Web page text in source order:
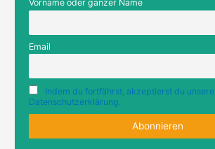
Vorname oder ganzer Name
Email
Indem du fortfährst, akzeptierst du unsere
Datenschutzerklärung.